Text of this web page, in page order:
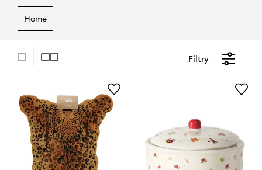
home
Filtry